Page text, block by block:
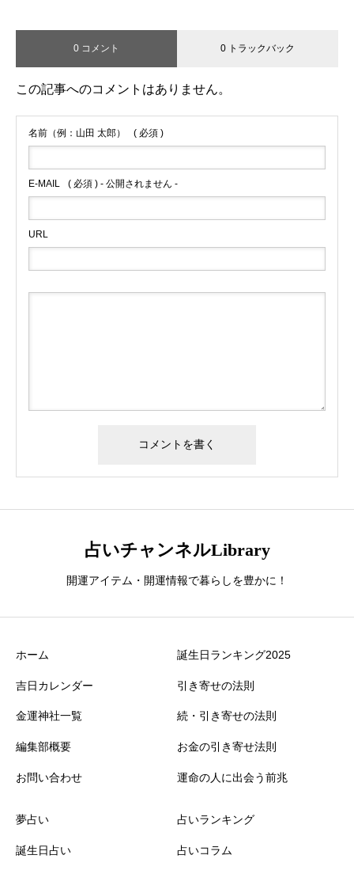
0 コメント 0 トラックバック
この記事へのコメントはありません。
名前（例：山田 太郎） ( 必須 )
E-MAIL ( 必須 ) - 公開されません -
URL
占いチャンネルLibrary
開運アイテム・開運情報で暮らしを豊かに！
ホーム
吉日カレンダー
金運神社一覧
編集部概要
お問い合わせ
誕生日ランキング2025
引き寄せの法則
続・引き寄せの法則
お金の引き寄せ法則
運命の人に出会う前兆
夢占い
誕生日占い
占いランキング
占いコラム